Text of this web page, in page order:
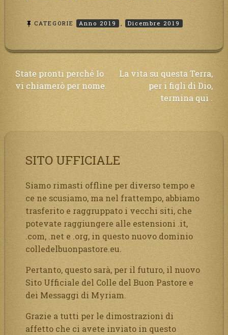
CATEGORIE Anno 2019 , Dicembre 2019
Navigazione
articoli
State pronti perché Io
vi chiamerò per nome.
La vita su questa Terra,
per i figli di Dio,
termina qui .
SITO UFFICIALE
Siamo rimasti offline per diverso tempo e
ce ne scusiamo, ma nel frattempo, abbiamo
trasferito e raggruppato i vecchi siti, che
potevate raggiungere alle estensioni .it,
.com, .net e .org, in questo nuovo dominio
colledelbuonpastore.eu.
Pertanto, questo sarà, per il futuro, il nuovo
Sito Ufficiale del Colle del Buon Pastore e
dei Messaggi di Myriam.
Grazie a tutti per le dimostrazioni di
affetto che ci avete inviato in questo